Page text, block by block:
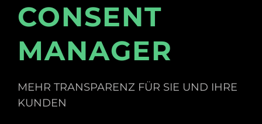
CONSENT
MANAGER
MEHR TRANSPARENZ FÜR SIE UND IHRE
KUNDEN